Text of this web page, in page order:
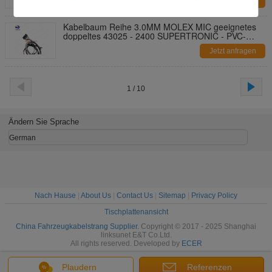
Kabelbaum Reihe 3.0MM MOLEX MIC geeignetes
doppeltes 43025 - 2400 SUPERTRONIC - PVC-
Jetzt anfragen
1 / 10
Plaudern Referenzen
Ändern Sie Sprache
German
Nach Hause About Us Contact Us Sitemap
Privacy Policy
Tischplattenansicht
China Fahrzeugkabelstrang Supplier. Copyright © 2017 - 2025 Shanghai
linksunet E&T Co.Ltd.
All rights reserved. Developed by ECER